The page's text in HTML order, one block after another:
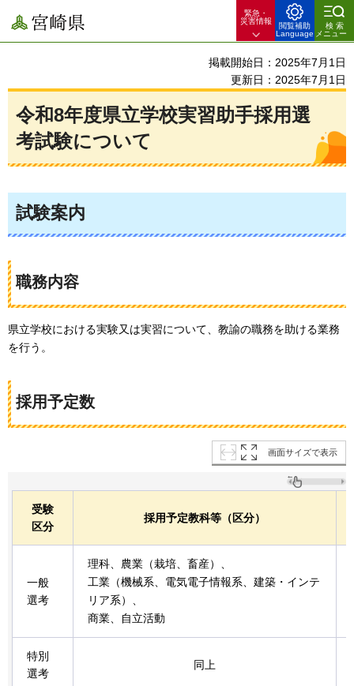
宮崎県
緊急・
災害情報
閲覧補助
Language
検索
メニュー
掲載開始日：2025年7月1日
更新日：2025年7月1日
令和8年度県立学校実習助手採用選
考試験について
試験案内
職務内容
県立学校における実験又は実習について、教諭の職務を助ける業務
を行う。
採用予定数
画面サイズで表示
受験
区分
採用予定教科等（区分）
一般
選考
理科、農業（栽培、畜産）、
工業（機械系、電気電子情報系、建築・インテ
リア系）、
商業、自立活動
特別
選考
同上